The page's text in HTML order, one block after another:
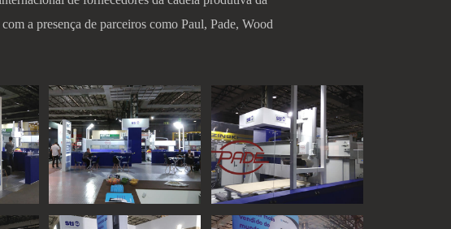
a presença de parceiros como Paul, Pade, Wood